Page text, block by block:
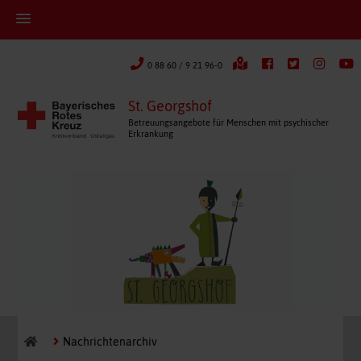
0 88 60 / 9 21 96-0
St. Georgshof
Betreuungsangebote für Menschen mit psychischer
Erkrankung
Nachrichtenarchiv